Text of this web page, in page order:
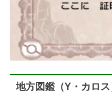
地方図鑑（Y・カロス